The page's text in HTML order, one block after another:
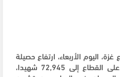
اليوم الأربعاء، ارتفاع حصيلة
عدوان الاحتلال الإسرائيلي على القطاع إلى 72,945 شهيدا،